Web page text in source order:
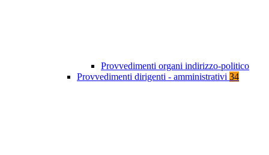
Provvedimenti organi indirizzo-politico
Provvedimenti dirigenti - amministrativi 34